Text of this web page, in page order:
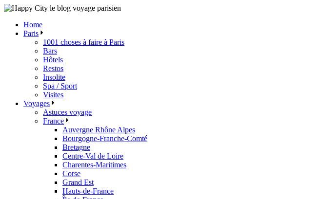
Skip
content
Home
Paris
1001 choses à faire à Paris
Bars
Hôtels
Restos
Insolite
Spa / Sport
Visites
Voyages
Astuces voyage
France
Auvergne Rhône Alpes
Bourgogne-Franche-Comté
Bretagne
Centre-Val de Loire
Charentes-Maritimes
Corse
Grand Est
Hauts-de-France